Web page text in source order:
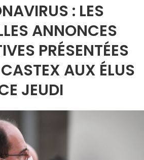
: LES
ANNONCES
PRÉSENTÉES
AUX ÉLUS
JEUDI